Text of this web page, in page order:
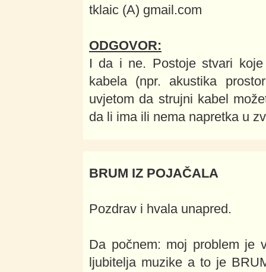
tklaic (A) gmail.com
ODGOVOR:
I da i ne. Postoje stvari
kabela (npr. akustika
uvjetom da strujni kabel
da li ima ili nema napretka u
BRUM IZ POJAČALA
Pozdrav i hvala unapred.
Da počnem: moj problem je
ljubitelja muzike a to je